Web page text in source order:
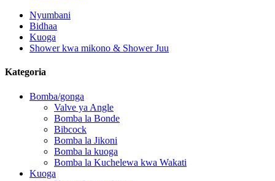
Nyumbani
Bidhaa
Kuoga
Shower kwa mikono & Shower Juu
Kategoria
Bomba/gonga
Valve ya Angle
Bomba la Bonde
Bibcock
Bomba la Jikoni
Bomba la kuoga
Bomba la Kuchelewa kwa Wakati
Kuoga